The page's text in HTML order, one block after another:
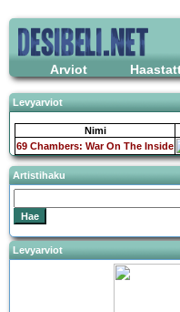
Arviot
Levyarviot
Nimi
69 Chambers: War On The Inside
Artistihaku
Levyarviot